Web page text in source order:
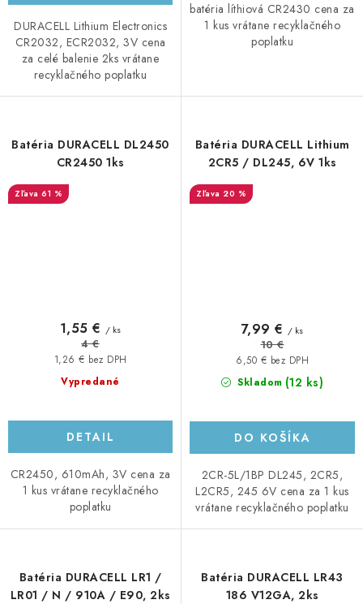
DURACELL Lithium Electronics
CR2032, ECR2032, 3V cena
za celé balenie 2ks vrátane
recyklačného poplatku
batéria líthiová CR2430 cena za
1 kus vrátane recyklačného
poplatku
Batéria DURACELL DL2450
CR2450 1ks
61 %
Vypredané
1,26 € bez DPH
1,55 € / ks
4 €
DETAIL
CR2450, 610mAh, 3V cena za
1 kus vrátane recyklačného
poplatku
Batéria DURACELL Lithium
2CR5 / DL245, 6V 1ks
20 %
Skladom (12 ks)
6,50 € bez DPH
7,99 € / ks
10 €
DO KOŠÍKA
2CR-5L/1BP DL245, 2CR5,
L2CR5, 245 6V cena za 1 kus
vrátane recyklačného poplatku
Batéria DURACELL LR1 /
LR01 / N / 910A / E90, 2ks
Batéria DURACELL LR43
186 V12GA, 2ks